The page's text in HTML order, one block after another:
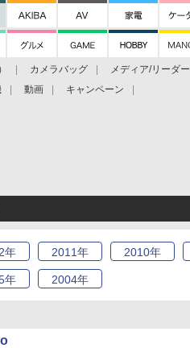
カメラバッグ メディア/リーダー
動画 キャンペーン
年 2011年 2010年
年 2004年